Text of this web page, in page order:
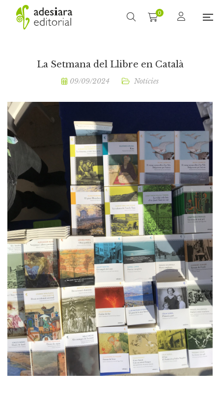
0
La Setmana del Llibre en Català
09/09/2024 Notícies